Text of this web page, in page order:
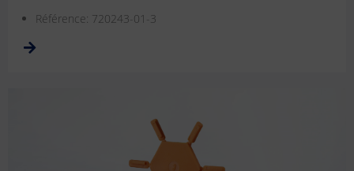
Référence: 720243-01-3